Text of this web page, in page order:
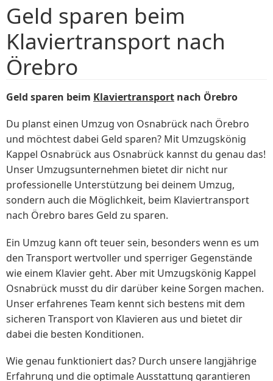
Geld sparen beim
Klaviertransport nach
Örebro
Geld sparen beim Klaviertransport nach Örebro
Du planst einen Umzug von Osnabrück nach Örebro
und möchtest dabei Geld sparen? Mit Umzugskönig
Kappel Osnabrück aus Osnabrück kannst du genau das!
Unser Umzugsunternehmen bietet dir nicht nur
professionelle Unterstützung bei deinem Umzug,
sondern auch die Möglichkeit, beim Klaviertransport
nach Örebro bares Geld zu sparen.
Ein Umzug kann oft teuer sein, besonders wenn es um
den Transport wertvoller und sperriger Gegenstände
wie einem Klavier geht. Aber mit Umzugskönig Kappel
Osnabrück musst du dir darüber keine Sorgen machen.
Unser erfahrenes Team kennt sich bestens mit dem
sicheren Transport von Klavieren aus und bietet dir
dabei die besten Konditionen.
Wie genau funktioniert das? Durch unsere langjährige
Erfahrung und die optimale Ausstattung garantieren